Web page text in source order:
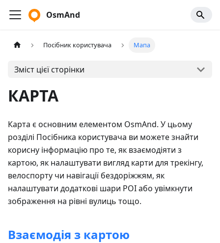
OsmAnd
Посібник користувача Мапа
Зміст цієї сторінки
КАРТА
Карта є основним елементом OsmAnd. У цьому
розділі Посібника користувача ви можете знайти
корисну інформацію про те, як взаємодіяти з
картою, як налаштувати вигляд карти для трекінгу,
велоспорту чи навігації бездоріжжям, як
налаштувати додаткові шари POI або увімкнути
зображення на рівні вулиць тощо.
Взаємодія з картою